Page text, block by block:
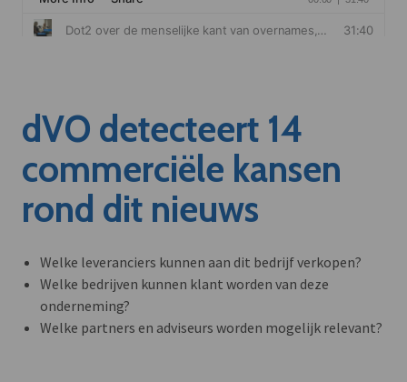
dVO detecteert 14
commerciële kansen
rond dit nieuws
Welke leveranciers kunnen aan dit bedrijf verkopen?
Welke bedrijven kunnen klant worden van deze
onderneming?
Welke partners en adviseurs worden mogelijk relevant?